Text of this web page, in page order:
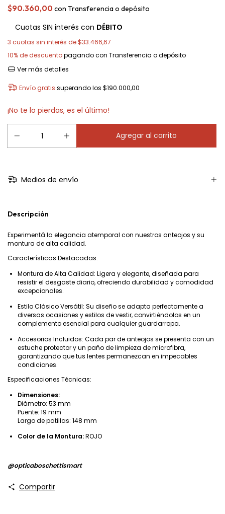
$90.360,00con Transferencia o depósito
Cuotas SIN interés conDÉBITO
3 cuotas sin interés de$33.466,67
10% de descuentopagando con Transferencia o depósito
Ver más detalles
Envío gratis superando los $190.000,00
¡No te lo pierdas, es el último!
Medios de envío
Descripción
Experimentá la elegancia atemporal con nuestros anteojos y su
montura de alta calidad.
Características Destacadas:
Montura de Alta Calidad: Ligera y elegante, diseñada para
resistir el desgaste diario, ofreciendo durabilidad y comodidad
excepcionales.
Estilo Clásico Versátil: Su diseño se adapta perfectamente a
diversas ocasiones y estilos de vestir, convirtiéndolos en un
complemento esencial para cualquier guardarropa.
Accesorios Incluidos: Cada par de anteojos se presenta con un
estuche protector y un paño de limpieza de microfibra,
garantizando que tus lentes permanezcan en impecables
condiciones.
Especificaciones Técnicas:
Dimensiones:
Diámetro: 53 mm
Puente: 19 mm
Largo de patillas: 148 mm
Color de la Montura:ROJO
@‌opticaboschettismart
Compartir